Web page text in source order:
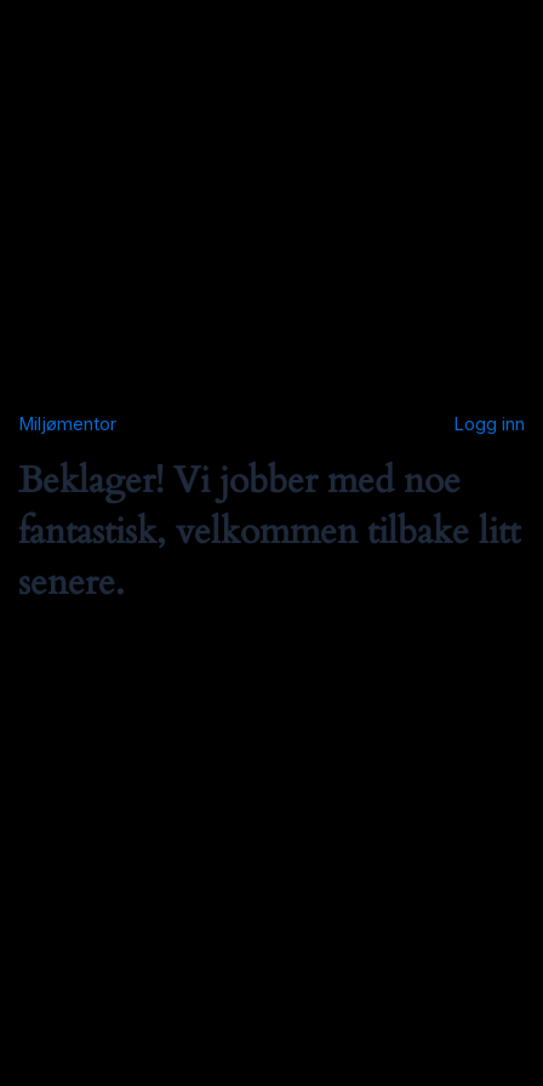
Miljømentor Logg inn
Beklager! Vi jobber med noe
fantastisk, velkommen tilbake litt
senere.